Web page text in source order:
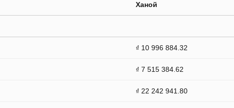
Ханой
₫ 10 996 884.32
₫ 7 515 384.62
₫ 22 242 941.80